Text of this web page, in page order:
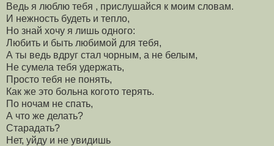
Ведь я люблю тебя , прислушайся к моим словам.
И нежность будеть и тепло,
Но знай хочу я лишь одного:
Любить и быть любимой для тебя,
А ты ведь вдруг стал чорным, а не белым,
Не сумела тебя удержать,
Просто тебя не понять,
Как же это больна когото терять.
По ночам не спать,
А что же делать?
Старадать?
Нет, уйду и не увидишь